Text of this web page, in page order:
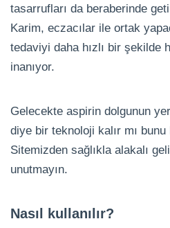
tasarrufları da beraberinde
Karim, eczacılar ile ortak
tedaviyi daha hızlı bir şekilde
inanıyor.
Gelecekte aspirin dolgunun
diye bir teknoloji kalır mı
Sitemizden sağlıkla alakalı
unutmayın.
Nasıl kullanılır?